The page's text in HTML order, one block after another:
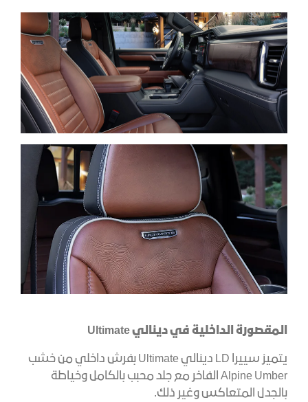
المقصورة الداخلية في ديناليUltimate
يتميز سييرا LD دينالي Ultimate بفرش داخلي من خشب
Alpine Umber الفاخر مع جلد محبب بالكامل وخياطة
بالجدل المتعاكس وغير ذلك.